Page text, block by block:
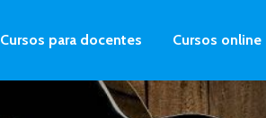
Cursos para docentes Cursos online